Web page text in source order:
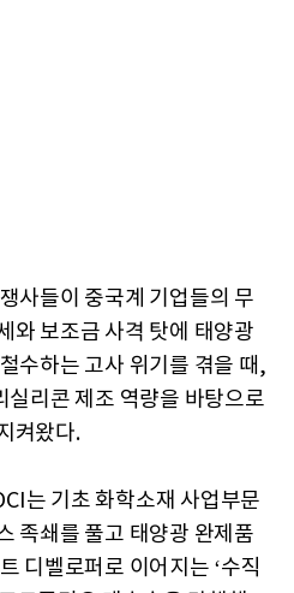
사들이 중국계 기업들의 무
와 보조금 사격 탓에 태양광
수하는 고사 위기를 겪을 때,
실리콘 제조 역량을 바탕으로
켜왔다.
는 기초 화학소재 사업부문
족쇄를 풀고 태양광 완제품
디벨로퍼로 이어지는 ‘수직